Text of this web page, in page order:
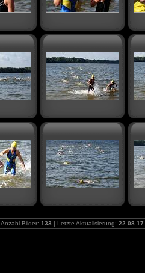
Anzahl Bilder: 133 | Letzte Aktualisierung: 22.08.17